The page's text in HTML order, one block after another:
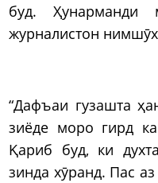
буд.
журналистон
“Дафъаи гузашта
зиёде моро гирд
Қариб буд, ки
зинда хӯранд. Пас